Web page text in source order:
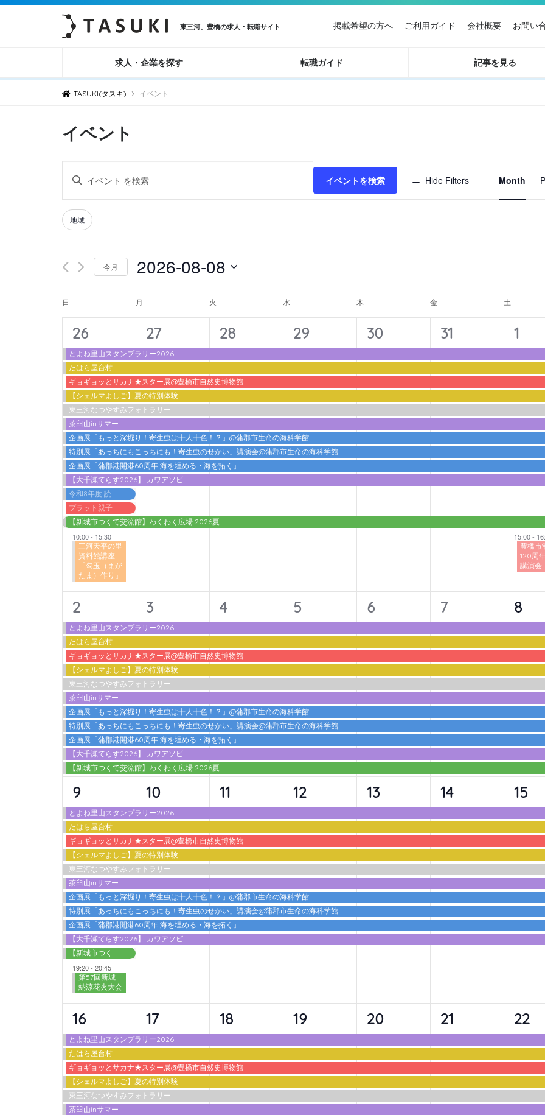
東三河、豊橋の求人・転職サイト 掲載希望の方へ ご利用ガイド 会社概要 お問い
求人・企業を探す 転職ガイド 記事を見る
TASUKI(タスキ) › イベント
イベント
イ
ベ
ン
ト
検
し
て
ナ
ビ
ゲ
ー
シ
ョ
ン
を
表
示
ワ
ー
を
く
だ
さ
い。
キ
ー
ワ
ー
ド
で
イ
索
し
ま
す。
イベントを検索 Hide Filters
ベ
ン
ョ
ン
Month
Filters
Changing
any
the
inputs
will
cause
the
list
of
events
to
refresh
with
the
filtered
results.
地域
今月 2026-08-08
付
を
択
イ
ベ
ン
ト
の
カ
レ
ン
ダ
ー
日 月 火 水 木 金 土
14
イ
ベ
ン
ト,
26
とよね里山スタンプラリー2026
たはら屋台村
ギョギョッとサカナ★スター展@豊橋市自然史博物館
【シェルマよしご】夏の特別体験
東三河なつやすみフォトラリー
茶臼山inサマー
企画展「もっと深堀り！寄生虫は十人十色！？」@蒲郡市生命の海科学館
特別展「あっちにもこっちにも！寄生虫のせかい」講演会@蒲郡市生命の海科学館
企画展「蒲郡港開港60周年 海を埋める・海を拓く」
【大千瀬てらす2026】 カワアソビ
令和8年度 読書感想文書いちゃうデー@蒲郡市立図書館
プラット親子わくわくプログラム2026 アガット＆アドリアン『ノ．ルム －ふたりのバランス－』
【新城市つくで交流館】わくわく広場 2026夏
10:00- 15:30
三河天平の里
資料館講座
「勾玉（まが
たま）作り」
11
イ
ベ
ン
ト,
27
11
イ
ベ
ン
ト,
28
11
イ
ベ
ン
ト,
29
11
イ
ベ
ン
ト,
30
11
イ
ベ
ン
ト,
31
12
イ
ベ
ン
ト,
1
15:00-
豊橋市
120周
講演会
11
イ
ベ
ン
ト,
2
とよね里山スタンプラリー2026
たはら屋台村
ギョギョッとサカナ★スター展@豊橋市自然史博物館
【シェルマよしご】夏の特別体験
東三河なつやすみフォトラリー
茶臼山inサマー
企画展「もっと深堀り！寄生虫は十人十色！？」@蒲郡市生命の海科学館
特別展「あっちにもこっちにも！寄生虫のせかい」講演会@蒲郡市生命の海科学館
企画展「蒲郡港開港60周年 海を埋める・海を拓く」
【大千瀬てらす2026】 カワアソビ
【新城市つくで交流館】わくわく広場 2026夏
11
イ
ベ
ン
ト,
3
11
イ
ベ
ン
ト,
4
11
イ
ベ
ン
ト,
5
11
イ
ベ
ン
ト,
6
11
イ
ベ
ン
ト,
7
11
イ
ベ
ン
ト,
8
12
イ
ベ
ン
ト,
9
とよね里山スタンプラリー2026
たはら屋台村
ギョギョッとサカナ★スター展@豊橋市自然史博物館
【シェルマよしご】夏の特別体験
東三河なつやすみフォトラリー
茶臼山inサマー
企画展「もっと深堀り！寄生虫は十人十色！？」@蒲郡市生命の海科学館
特別展「あっちにもこっちにも！寄生虫のせかい」講演会@蒲郡市生命の海科学館
企画展「蒲郡港開港60周年 海を埋める・海を拓く」
【大千瀬てらす2026】 カワアソビ
【新城市つくで交流館】わくわく広場 2026夏
19:20- 20:45
第57回新城
納涼花火大会
10
イ
ベ
ン
ト,
10
10
イ
ベ
ン
ト,
11
10
イ
ベ
ン
ト,
12
10
イ
ベ
ン
ト,
13
10
イ
ベ
ン
ト,
14
10
イ
ベ
ン
ト,
15
10
イ
ベ
ン
ト,
16
とよね里山スタンプラリー2026
たはら屋台村
ギョギョッとサカナ★スター展@豊橋市自然史博物館
【シェルマよしご】夏の特別体験
東三河なつやすみフォトラリー
茶臼山inサマー
9
イ
ベ
ン
ト,
17
9
イ
ベ
ン
ト,
18
9
イ
ベ
ン
ト,
19
9
イ
ベ
ン
ト,
20
9
イ
ベ
ン
ト,
21
10
イ
ベ
ン
ト,
22